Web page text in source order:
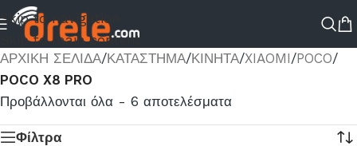
Skip to navigation
Skip to main content
ΑΡΧΙΚΉ ΣΕΛΊΔΑ/ΚΑΤΆΣΤΗΜΑ/ΚΙΝΗΤΑ/XIAOMI/POCO/
POCO X8 PRO
Προβάλλονται όλα - 6 αποτελέσματα
Φίλτρα